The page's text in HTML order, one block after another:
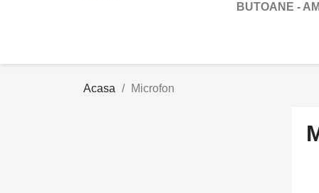
BUTOANE -
Acasa Microfon